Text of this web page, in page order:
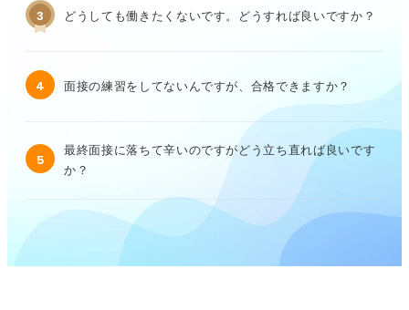
3 どうしても働きたくないです。どうすれば良いですか？
4 面接の練習をしてないんですが、合格できますか？
5
最終面接に落ちて辛いのですがどう立ち直れば良いです
か？